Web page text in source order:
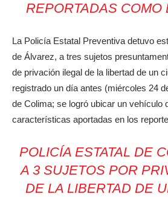
REPORTADAS COMO
La Policía Estatal Preventiva detuvo
de Álvarez, a tres sujetos
de privación ilegal de la libertad de un
registrado un día antes (miércoles 24
de Colima; se logró ubicar un vehículo
características aportadas en los
POLICÍA ESTATAL DE
A 3 SUJETOS POR
DE LA LIBERTAD DE